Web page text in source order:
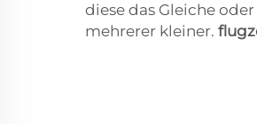
diese das Gleiche
mehrerer kleiner.